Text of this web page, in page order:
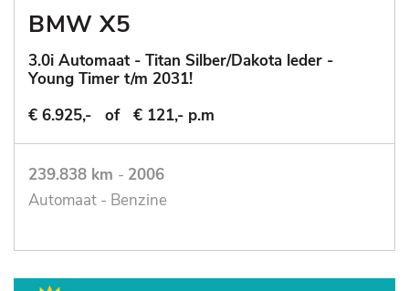
BMW X5
3.0i Automaat - Titan Silber/Dakota leder -
Young Timer t/m 2031!
€ 6.925,-
of € 121,- p.m
239.838 km - 2006
Automaat - Benzine